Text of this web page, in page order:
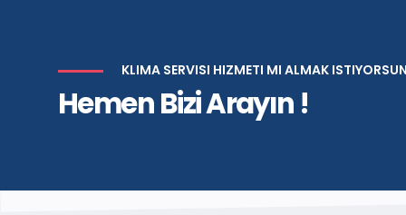
KLIMA SERVISI HIZMETI MI ALMAK
Hemen Bizi Arayın !